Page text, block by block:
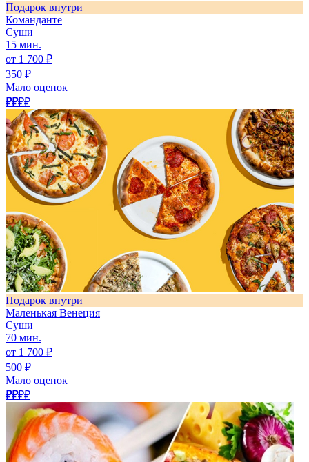
Подарок внутри
Команданте
Суши
15 мин.
от 1 700 ₽
350 ₽
Мало оценок
₽₽₽₽
Подарок внутри
Маленькая Венеция
Суши
70 мин.
от 1 700 ₽
500 ₽
Мало оценок
₽₽₽₽